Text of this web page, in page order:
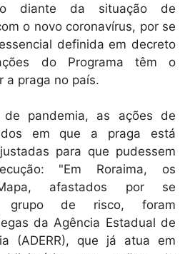
diante da situação de
o novo coronavírus, por se
definida em decreto
do Programa têm o
a praga no país.
pandemia, as ações de
em que a praga está
para que pudessem
"Em Roraima, os
afastados por se
grupo de risco, foram
da Agência Estadual de
(ADERR), que já atua em